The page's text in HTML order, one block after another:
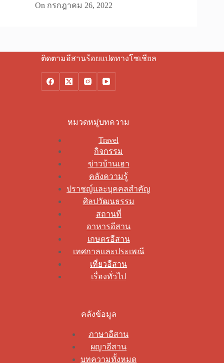
On กรกฎาคม 26, 2022
ติดตามอีสานร้อยแปดทางโซเชียล
หมวดหมู่บทความ
Travel
กิจกรรม
ข่าวบ้านเฮา
คลังความรู้
ปราชญ์และบุคคลสำคัญ
ศิลปวัฒนธรรม
สถานที่
อาหารอีสาน
เกษตรอีสาน
เทศกาลและประเพณี
เที่ยวอีสาน
เรื่องทั่วไป
คลังข้อมูล
ภาษาอีสาน
ผญาอีสาน
บทความทั้งหมด